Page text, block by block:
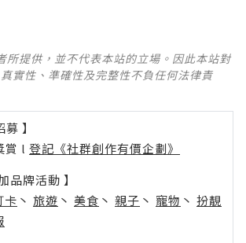
所提供，並不代表本站的立場。因此本站對
實性、準確性及完整性不負任何法律責
】
賞 l 登記《社群創作有價企劃》
品牌活動 】
卡 丶 旅遊 丶 美食 丶 親子 丶 寵物 丶 扮靚